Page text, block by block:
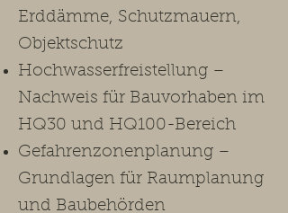
Erddämme, Schutzmauern,
Objektschutz
Hochwasserfreistellung –
Nachweis für Bauvorhaben im
HQ30 und HQ100-Bereich
Gefahrenzonenplanung –
Grundlagen für Raumplanung
und Baubehörden